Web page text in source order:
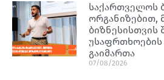
საქართველოს
ორგანიზებით,
ბიზნესისთვის
უსაფრთხოების
გაიმართა
07/08/2026